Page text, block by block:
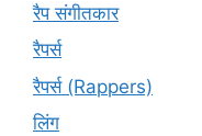
रैप संगीतकार
रैपर्स
रैपर्स (Rappers)
लिंग